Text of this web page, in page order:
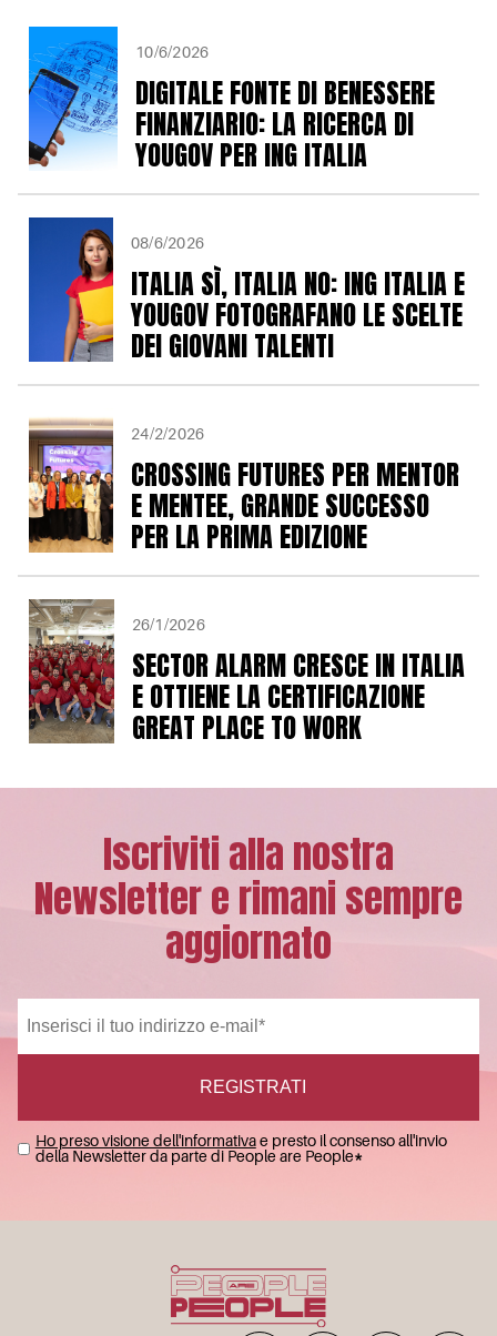
10/6/2026
DIGITALE FONTE DI BENESSERE
FINANZIARIO: LA RICERCA DI
YOUGOV PER ING ITALIA
08/6/2026
ITALIA SÌ, ITALIA NO: ING ITALIA E
YOUGOV FOTOGRAFANO LE SCELTE
DEI GIOVANI TALENTI
24/2/2026
CROSSING FUTURES PER MENTOR
E MENTEE, GRANDE SUCCESSO
PER LA PRIMA EDIZIONE
26/1/2026
SECTOR ALARM CRESCE IN ITALIA
E OTTIENE LA CERTIFICAZIONE
GREAT PLACE TO WORK
Iscriviti alla nostra
Newsletter e rimani sempre
aggiornato
Ho preso visione dell'informativae presto il consenso all'invio
della Newsletter da parte di People are People*